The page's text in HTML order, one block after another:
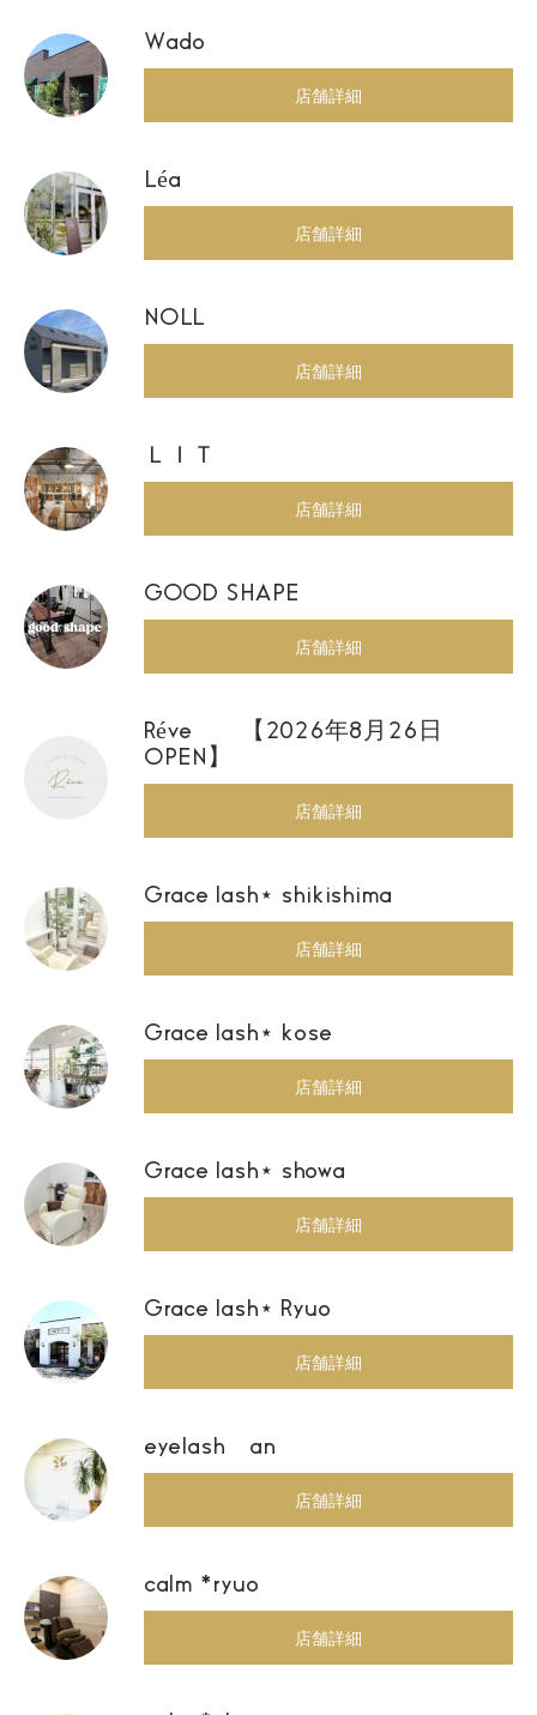
Wado
店舗詳細
Léa
店舗詳細
NOLL
店舗詳細
ＬＩＴ
店舗詳細
GOOD SHAPE
店舗詳細
Réve 【2026年8月26日
OPEN】
店舗詳細
Grace lash⋆ shikishima
店舗詳細
Grace lash⋆ kose
店舗詳細
Grace lash⋆ showa
店舗詳細
Grace lash⋆ Ryuo
店舗詳細
eyelash an
店舗詳細
calm *ryuo
店舗詳細